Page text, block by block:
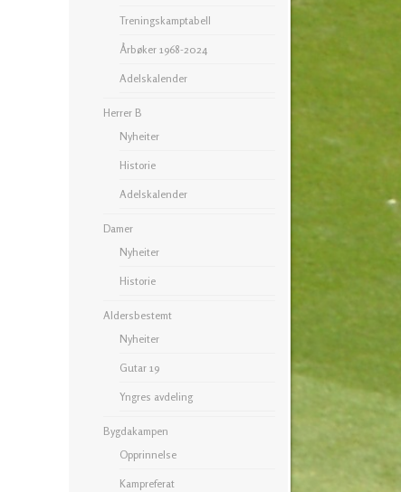
Treningskamptabell
Årbøker 1968-2024
Adelskalender
Herrer B
Nyheiter
Historie
Adelskalender
Damer
Nyheiter
Historie
Aldersbestemt
Nyheiter
Gutar 19
Yngres avdeling
Bygdakampen
Opprinnelse
Kampreferat